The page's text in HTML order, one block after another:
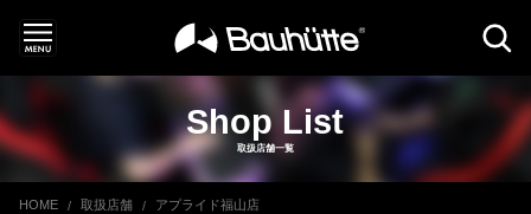
Shop List
取扱店舗一覧
HOME 取扱店舗 アプライド福山店